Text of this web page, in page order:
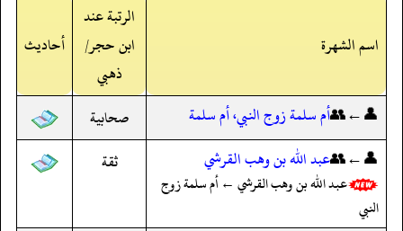
اسم الشهرة
الرتبة عند
ابن حجر/
ذهبي
أحاديث
👤←👥أم سلمة زوج النبي، أم سلمة
صحابية
👤←👥عبد الله بن وهب القرشي
عبد الله بن وهب القرشي ← أم سلمة زوج
النبي
ثقة